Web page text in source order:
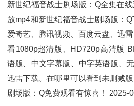
新世纪福音战士剧场版：Q全集在
放mp4和新世纪福音战士剧场版：Q
爱奇艺、腾讯视频、百度云盘、迅
看1080p超清版、HD720p高清版
语版、中文字幕版、中字英语版、
迅雷下载。在哪里可以看到未删减
剧场版：Q免费观看有惊喜！ 2025-